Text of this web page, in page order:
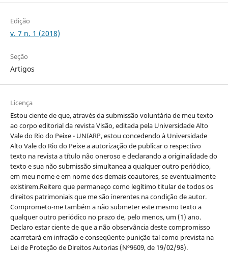
Edição
v. 7 n. 1 (2018)
Seção
Artigos
Licença
Estou ciente de que, através da submissão voluntária de meu texto
ao corpo editorial da revista Visão, editada pela Universidade Alto
Vale do Rio do Peixe - UNIARP, estou concedendo à Universidade
Alto Vale do Rio do Peixe a autorização de publicar o respectivo
texto na revista a título não oneroso e declarando a originalidade do
texto e sua não submissão simultanea a qualquer outro periódico,
em meu nome e em nome dos demais coautores, se eventualmente
existirem.Reitero que permaneço como legítimo titular de todos os
direitos patrimoniais que me são inerentes na condição de autor.
Comprometo-me também a não submeter este mesmo texto a
qualquer outro periódico no prazo de, pelo menos, um (1) ano.
Declaro estar ciente de que a não observância deste compromisso
acarretará em infração e conseqüente punição tal como prevista na
Lei de Proteção de Direitos Autorias (Nº9609, de 19/02/98).